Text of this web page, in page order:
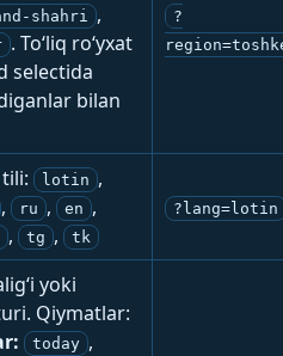
shahri ,
. To‘liq ro‘yxat
selectida
bilan
?
lotin ,
, ru , en ,
, tg , tk
?lang=lotin
yoki
Qiymatlar:
today ,